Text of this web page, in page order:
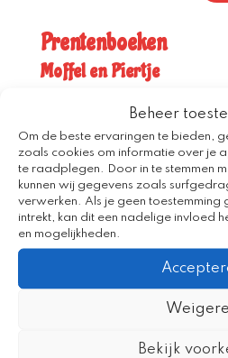
Beheer
Om de beste ervaringen te bieden,
zoals cookies om informatie over je
te raadplegen. Door in te stemmen
kunnen wij gegevens zoals
verwerken. Als je geen toestemming
intrekt, kan dit een nadelige invloed
en mogelijkheden.
Bekijk
Prentenboeken
Moffel en Piertje
grappige worm van de
TV-serie Koekeloere,
beleven twee boeiende
grappige verhalen en de
prikkelen de
kinderen. De
op groot formaat, ideaal